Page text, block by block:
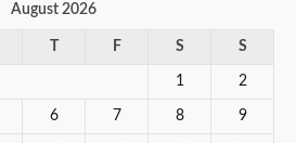
August 2026
T F S S
1 2
6 7 8 9